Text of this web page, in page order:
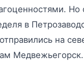
Но
в
на
Медвежьегорск.